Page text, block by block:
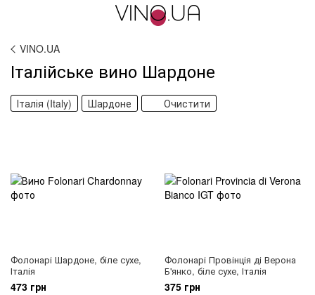
VINO.UA
Італійське вино Шардоне
Італія (Italy) Шардоне Очистити
Фолонарі Шардоне, біле сухе,
Італія
473 грн
Фолонарі Провінція ді Верона
Б'янко, біле сухе, Італія
375 грн